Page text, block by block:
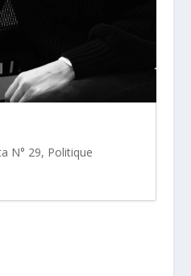
N° 29, Politique